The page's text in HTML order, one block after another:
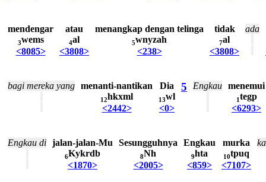
mendengar
3wems
<8085>
atau
4al
<3808>
menangkap dengan telinga
5wnyzah
<238>
tidak
7al
<3808>
ada
bagi mereka yang menanti-nantikan
12hkxml
<2442>
Dia
13wl
<0>
5 Engkau menemui
1tegp
<6293>
Engkau di jalan-jalan-Mu
6Kykrdb
<1870>
Sesungguhnya
8Nh
<2005>
Engkau
9hta
<859>
murka
10tpuq
<7107>